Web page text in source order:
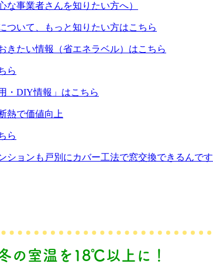
な事業者さんを知りたい方へ）
ついて、もっと知りたい方はこちら
きたい情報（省エネラベル）はこちら
ら
・DIY情報」はこちら
熱で価値向上
ら
ションも戸別にカバー工法で窓交換できるんです
の室温を18℃以上に！